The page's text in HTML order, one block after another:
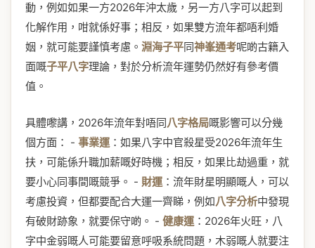
動，例如如果一方2026年沖太歲，另一方八字可以起到
化解作用，咁就係好事；相反，如果雙方流年都唔利婚
姻，就可能要謹慎考慮。 淵海子平同神峯通考呢啲古籍入
面嘅子平八字理論，對於分析流年運勢仍然好有參考價
值。
具體嚟講，2026年流年對唔同八字格局嘅影響可以分幾
個方面： - 事業運 ：如果八字中官殺星受2026年流年生
扶，可能係升職加薪嘅好時機；相反，如果比劫過重，就
要小心同事間嘅競爭。 - 財運 ：流年財星明顯嘅人，可以
考慮投資，但都要配合大運一齊睇，例如八字分析中發現
有破財跡象，就要保守啲。 - 健康運 ：2026年火旺，八
字中金弱嘅人可能要留意呼吸系統問題，木弱嘅人就要注